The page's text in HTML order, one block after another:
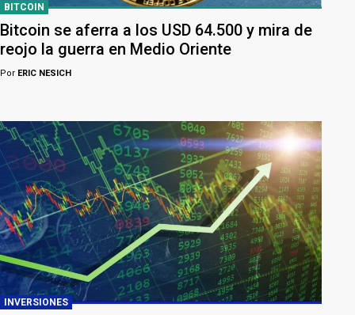
BITCOIN
Bitcoin se aferra a los USD 64.500 y mira de
reojo la guerra en Medio Oriente
Por ERIC NESICH
INVERSIONES